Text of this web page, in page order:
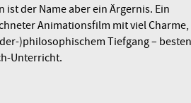
ist der Name aber ein Ärgernis. Ein
Animationsfilm mit viel Charme,
)philosophischem Tiefgang –
Unterricht.